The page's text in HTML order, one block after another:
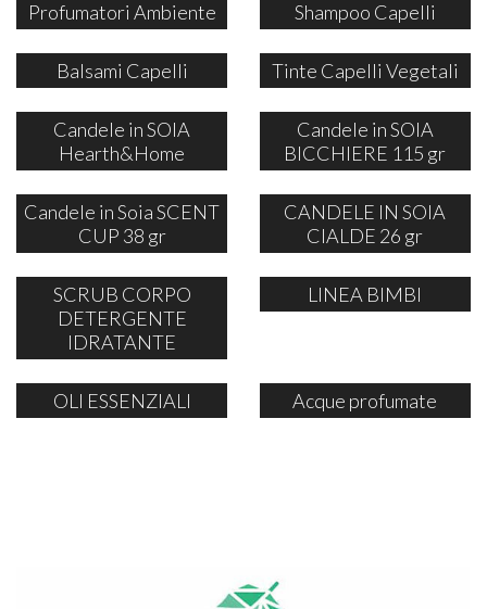
Profumatori Ambiente Shampoo Capelli
Balsami Capelli Tinte Capelli Vegetali
Candele in SOIA
Hearth&Home
Candele in SOIA
BICCHIERE 115 gr
Candele in Soia SCENT
CUP 38 gr
CANDELE IN SOIA
CIALDE 26 gr
SCRUB CORPO
DETERGENTE
IDRATANTE
LINEA BIMBI
OLI ESSENZIALI Acque profumate